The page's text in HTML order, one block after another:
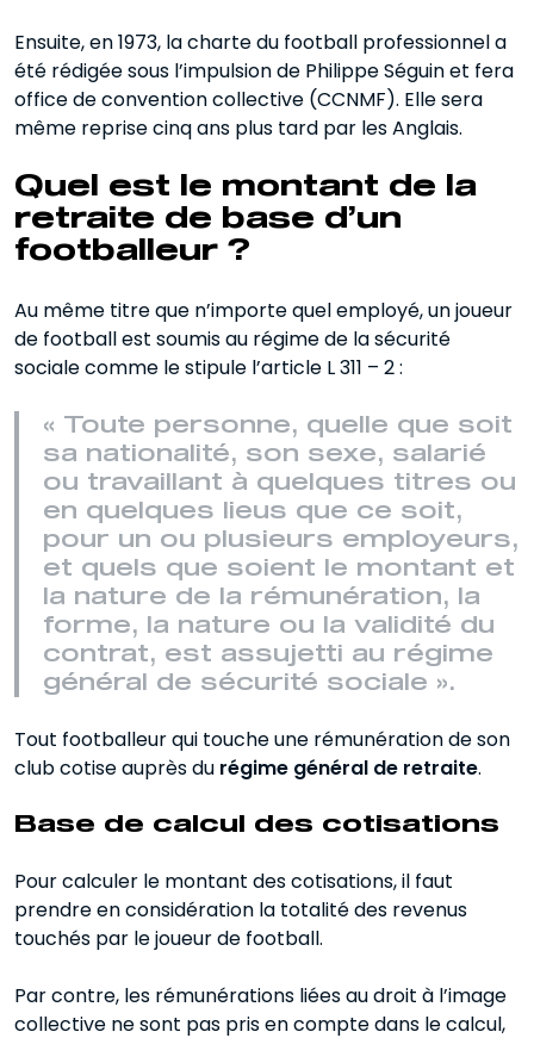
Ensuite, en 1973, la charte du football professionnel a
été rédigée sous l’impulsion de Philippe Séguin et fera
office de convention collective (CCNMF). Elle sera
même reprise cinq ans plus tard par les Anglais.
Quel est le montant de la
retraite de base d’un
footballeur ?
Au même titre que n’importe quel employé, un joueur
de football est soumis au régime de la sécurité
sociale comme le stipule l’article L 311 – 2 :
« Toute personne, quelle que soit
sa nationalité, son sexe, salarié
ou travaillant à quelques titres ou
en quelques lieus que ce soit,
pour un ou plusieurs employeurs,
et quels que soient le montant et
la nature de la rémunération, la
forme, la nature ou la validité du
contrat, est assujetti au régime
général de sécurité sociale ».
Tout footballeur qui touche une rémunération de son
club cotise auprès du régime général de retraite.
Base de calcul des cotisations
Pour calculer le montant des cotisations, il faut
prendre en considération la totalité des revenus
touchés par le joueur de football.
Par contre, les rémunérations liées au droit à l’image
collective ne sont pas pris en compte dans le calcul,